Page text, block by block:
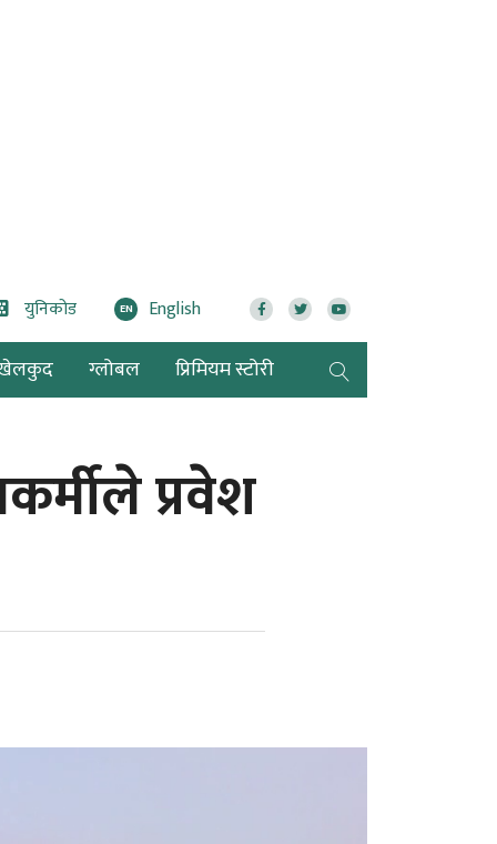
युनिकोड EN English
ग्लोबल प्रिमियम स्टोरी
प्रवेश